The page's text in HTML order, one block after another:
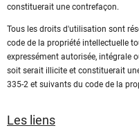
constituerait une contrefaçon.
Tous les droits d'utilisation sont
code de la propriété intellectuelle
expressément autorisée, intégrale
soit serait illicite et constituerait
335-2 et suivants du code de la
Les liens